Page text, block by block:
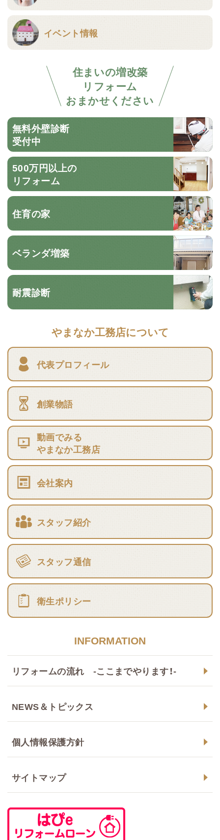
イベント情報
住まいの増改築
リフォーム
おまかせください
無料外壁診断
受付中
500万円以上の
リフォーム
住育の家
ベランダ増築
耐震診断
やまなか工務店について
代表プロフィール
創業物語
動画でみる
やまなか工務店
会社案内
スタッフ紹介
スタッフ通信
衛生ポリシー
INFORMATION
リフォームの流れ -ここまでやります！-
NEWS＆トピックス
個人情報保護方針
サイトマップ